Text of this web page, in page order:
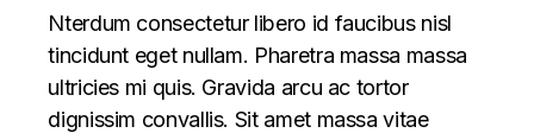
Nterdum consectetur libero id faucibus nisl
tincidunt eget nullam. Pharetra massa massa
ultricies mi quis. Gravida arcu ac tortor
dignissim convallis. Sit amet massa vitae